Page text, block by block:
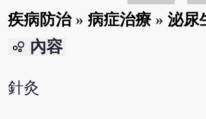
疾病防治» 病症治療» 泌尿
bubble_chart 內容
針灸